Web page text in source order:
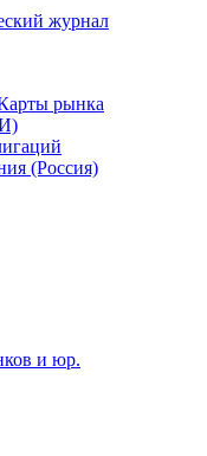
журнал
рынка
(Россия)
и юр.